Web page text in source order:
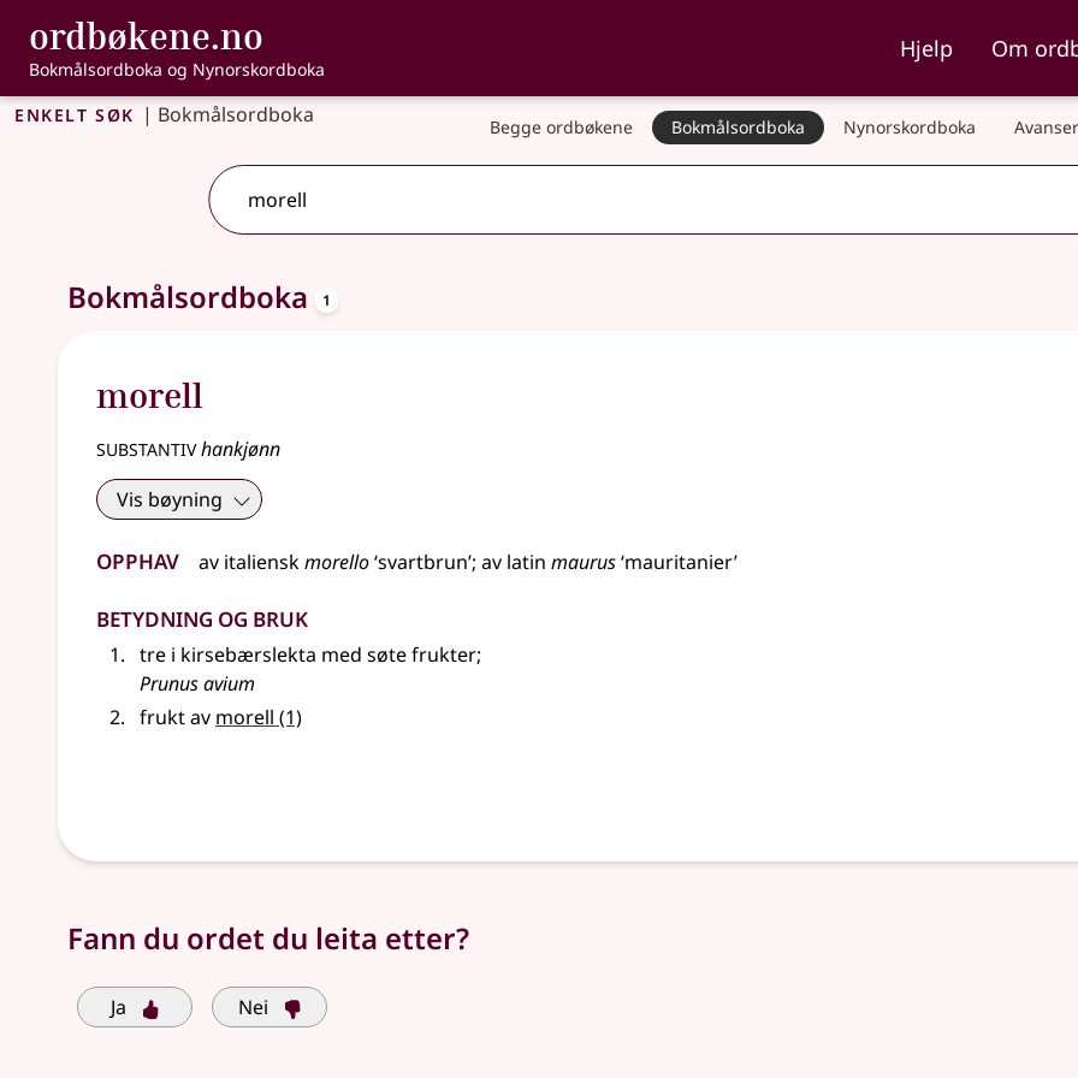
Gå til hovudinnhald
Tilgjenge
ordbøkene.no , Bokmålsordboka og Nynorskordboka
Bokmålsordboka og Nynorskordboka
Hjelp Om
Enkelt søk | Bokmålsordboka Begge ordbøkene Bokmålsordboka Nynorskordboka
Eitt treff.Ytterlegare søkjeforslag tilgjengelege
Bokmålsordboka 1
morell
substantivhankjønn
Vis bøyning
Opphav av italienskmorello‘svartbrun’; av latin maurus‘mauritanier’
Betydning og bruk
tre i kirsebærslekta med søte frukter;
Prunus avium
frukt av morell (1)
Fann du ordet du leita etter?
Ja Nei